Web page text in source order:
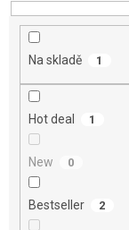
u
Na skladě 1
Hot deal 1
New 0
Bestseller 2